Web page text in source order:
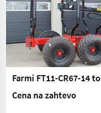
Farmi FT11-CR67-14
Cena na zahtevo